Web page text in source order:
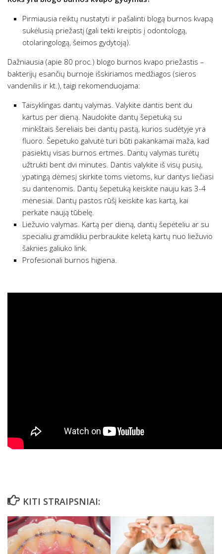
Pirmiausia reiktų nustatyti ir pašalinti blogą burnos kvapą
sukėlusią priežastį (gali tekti kreiptis į odontologą,
otolaringologą, šeimos gydytoją).
Dažniausia (apie 80 proc.) blogo burnos kvapo priežastis –
bakterijų esančių burnoje išskiriamos medžiagos (sieros
vandenilis ir kt.), taigi rekomenduojama:
Taisyklingas dantų valymas. Valykite dantis bent du
kartus per dieną. Naudokite dantų šepetuką su
minkštais šereliais bei dantų pastą, kurios sudėtyje yra
fluoro. Šepetuko galvutė turi būti pakankamai maža, kad
pasiektų visas burnos ertmes. Dantų valymas turėtų
užtrukti bent dvi minutes. Dantis valykite iš visų pusių,
ypatingą dėmesį skirkite toms vietoms, kur dantys liečiasi
su dantenomis. Dantų šepetuką keiskite nauju kas 3-4
mėnesiai. Dantų pastos rūšį keiskite kas kartą, kai
perkate naują tūbelę.
Liežuvio valymas. Kartą per dieną, dantų šepėteliu ar su
specialiu gramdikliu perbraukite keletą kartų nuo liežuvio
šaknies galiuko link.
Profesionali burnos higiena.
KITI STRAIPSNIAI: